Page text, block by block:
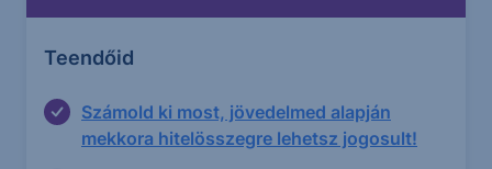
Teendőid
Számold ki most, jövedelmed alapján
mekkora hitelösszegre lehetsz jogosult!